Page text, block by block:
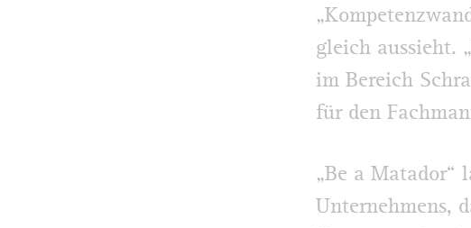
gleich aussieht.
im Bereich
für den
„Be a Matador“
Unternehmens,